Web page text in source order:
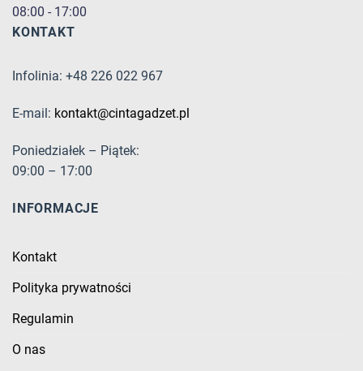
08:00 - 17:00
KONTAKT
Infolinia: +48 226 022 967
E-mail: kontakt@cintagadzet.pl
Poniedziałek – Piątek:
09:00 – 17:00
INFORMACJE
Kontakt
Polityka prywatności
Regulamin
O nas